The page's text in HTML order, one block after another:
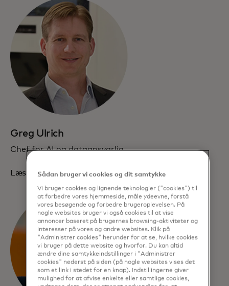
Greg Ulrich
Chef for AI og dataansvarlig
Læs biografiSådan bruger vi cookies og dit samtykke
Vi bruger cookies og lignende teknologier ("cookies") til
at forbedre vores hjemmeside, måle ydeevne, forstå
vores besøgende og forbedre brugeroplevelsen. På
nogle websites bruger vi også cookies til at vise
annoncer baseret på brugernes browsing-aktiviteter og
interesser på vores og andre websites. Klik på
"Administrer cookies" herunder for at se, hvilke cookies
vi bruger på dette website og hvorfor. Du kan altid
ændre dine samtykkeindstillinger i "Administrer
cookies" nederst på siden (på nogle websites vises det
som et link i stedet for en knap). Indstillingerne giver
mulighed for at afvise enkelte eller samtlige cookies,